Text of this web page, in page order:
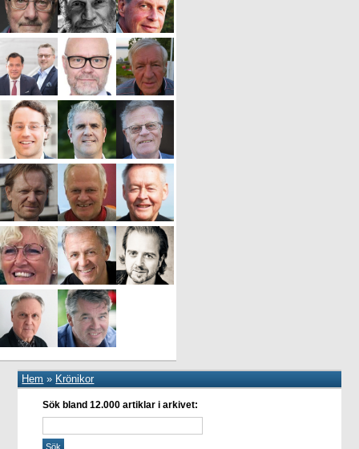
Hem » Krönikor
Sök bland 12.000 artiklar i arkivet: